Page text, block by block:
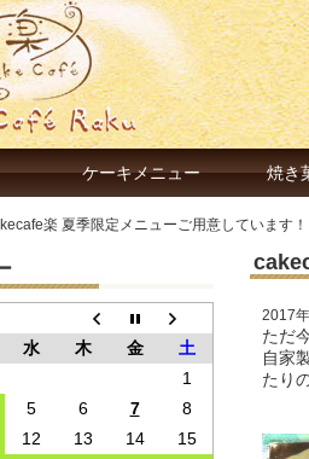
ケーキメニュー 焼き
楽 夏季限定メニューご用意しています！
2017
ただ
自家
たり
水 木 金
土
1
5 6 7
8
12 13 14
15